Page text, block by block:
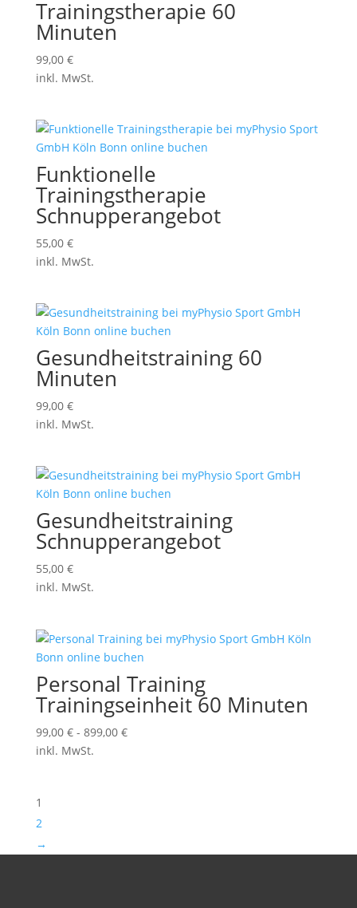
Trainingstherapie 60
Minuten
99,00 €
inkl. MwSt.
Funktionelle
Trainingstherapie
Schnupperangebot
55,00 €
inkl. MwSt.
Gesundheitstraining 60
Minuten
99,00 €
inkl. MwSt.
Gesundheitstraining
Schnupperangebot
55,00 €
inkl. MwSt.
Personal Training
Trainingseinheit 60 Minuten
99,00 €- 899,00 €
inkl. MwSt.
1
2
→